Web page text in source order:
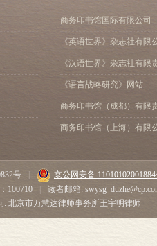
商务印书馆国际有限公司
《英语世界》杂志社有限
《汉语世界》杂志社有限
《语言战略研究》网站
商务印书馆（成都）有限
商务印书馆（上海）有限
号
京公网安备
100710
读者邮箱:
: 北京市万慧达律师事务所王宇明律师